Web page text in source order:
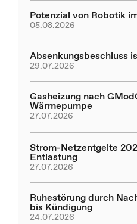
Potenzial von Robotik
05.08.2026
Absenkungsbeschluss
29.07.2026
Gasheizung nach
Wärmepumpe
27.07.2026
Strom-Netzentgelte
Entlastung
27.07.2026
Ruhestörung durch
bis Kündigung
24.07.2026